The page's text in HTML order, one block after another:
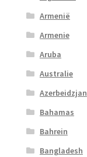
Armenië
Armenie
Aruba
Australie
Azerbeidzjan
Bahamas
Bahrein
Bangladesh